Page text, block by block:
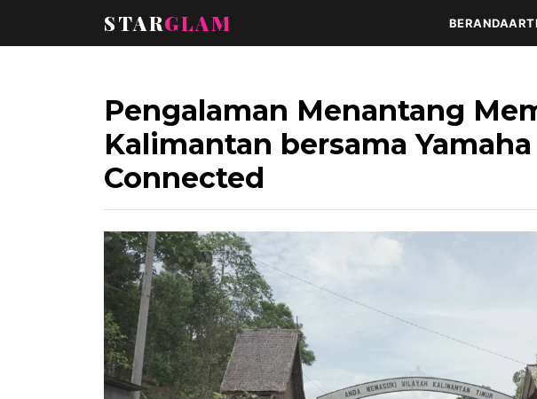
STARGLAM BERANDA
Pengalaman Menantang
Kalimantan bersama
Connected